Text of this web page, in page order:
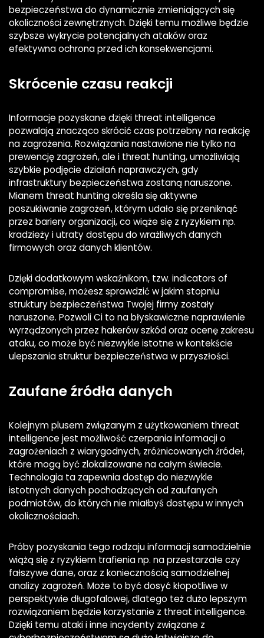
bezpieczeństwa do dynamicznie zmieniających się
okoliczności zewnętrznych. Dzięki temu możliwe będzie
szybsze wykrycie potencjalnych ataków oraz
efektywna ochrona przed ich konsekwencjami.
Skrócenie czasu reakcji
Informacje pozyskane dzięki threat intelligence
pozwalają znacząco skrócić czas potrzebny na reakcję
na zagrożenia. Rozwiązania nastawione nie tylko na
prewencję zagrożeń, ale i threat hunting, umożliwiają
szybkie podjęcie działań naprawczych, gdy
infrastruktury bezpieczeństwa zostaną naruszone.
Mianem threat hunting określa się aktywne
poszukiwanie zagrożeń, którym udało się przeniknąć
przez bariery organizacji, co wiąże się z ryzykiem np.
kradzieży i utraty dostępu do wrażliwych danych
firmowych oraz danych klientów.
Dzięki dodatkowym wskaźnikom, tzw. indicators of
compromise, możesz sprawdzić w jakim stopniu
struktury bezpieczeństwa Twojej firmy zostały
naruszone. Pozwoli Ci to na błyskawiczne naprawienie
wyrządzonych przez hakerów szkód oraz ocenę zakresu
ataku, co może być niezwykle istotne w kontekście
ulepszania struktur bezpieczeństwa w przyszłości.
Zaufane źródła danych
Kolejnym plusem związanym z użytkowaniem threat
intelligence jest możliwość czerpania informacji o
zagrożeniach z wiarygodnych, zróżnicowanych źródeł,
które mogą być zlokalizowane na całym świecie.
Technologia ta zapewnia dostęp do niezwykle
istotnych danych pochodzących od zaufanych
podmiotów, do których nie miałbyś dostępu w innych
okolicznościach.
Próby pozyskania tego rodzaju informacji samodzielnie
wiążą się z ryzykiem trafienia np. na przestarzałe czy
fałszywe dane, oraz z koniecznością samodzielnej
analizy zagrożeń. Może to być dosyć kłopotliwe w
perspektywie długofalowej, dlatego też dużo lepszym
rozwiązaniem będzie korzystanie z threat intelligence.
Dzięki temu ataki i inne incydenty związane z